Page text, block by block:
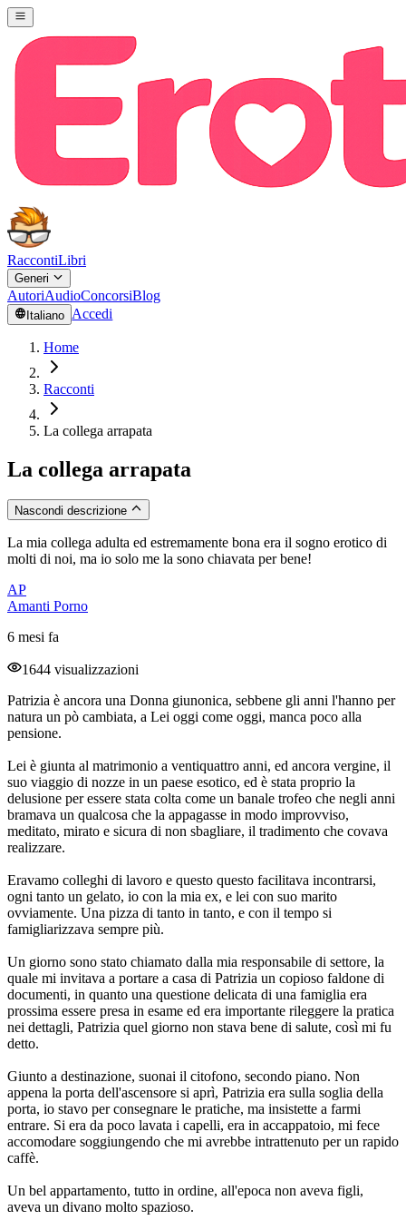
RaccontiLibri
Generi
AutoriAudioConcorsiBlog
Italiano Accedi
Home
Racconti
La collega arrapata
La collega arrapata
Nascondi descrizione
La mia collega adulta ed estremamente bona era il sogno erotico di
molti di noi, ma io solo me la sono chiavata per bene!
AP
Amanti Porno
6 mesi fa
1644 visualizzazioni
Patrizia è ancora una Donna giunonica, sebbene gli anni l'hanno per
natura un pò cambiata, a Lei oggi come oggi, manca poco alla
pensione.
Lei è giunta al matrimonio a ventiquattro anni, ed ancora vergine, il
suo viaggio di nozze in un paese esotico, ed è stata proprio la
delusione per essere stata colta come un banale trofeo che negli anni
bramava un qualcosa che la appagasse in modo improvviso,
meditato, mirato e sicura di non sbagliare, il tradimento che covava
realizzare.
Eravamo colleghi di lavoro e questo questo facilitava incontrarsi,
ogni tanto un gelato, io con la mia ex, e lei con suo marito
ovviamente. Una pizza di tanto in tanto, e con il tempo si
famigliarizzava sempre più.
Un giorno sono stato chiamato dalla mia responsabile di settore, la
quale mi invitava a portare a casa di Patrizia un copioso faldone di
documenti, in quanto una questione delicata di una famiglia era
prossima essere presa in esame ed era importante rileggere la pratica
nei dettagli, Patrizia quel giorno non stava bene di salute, così mi fu
detto.
Giunto a destinazione, suonai il citofono, secondo piano. Non
appena la porta dell'ascensore si aprì, Patrizia era sulla soglia della
porta, io stavo per consegnare le pratiche, ma insistette a farmi
entrare. Si era da poco lavata i capelli, era in accappatoio, mi fece
accomodare soggiungendo che mi avrebbe intrattenuto per un rapido
caffè.
Un bel appartamento, tutto in ordine, all'epoca non aveva figli,
aveva un divano molto spazioso.